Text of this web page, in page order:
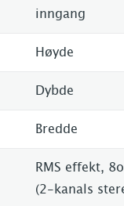
inngang
Høyde
Dybde
Bredde
RMS effekt,
(2-kanals